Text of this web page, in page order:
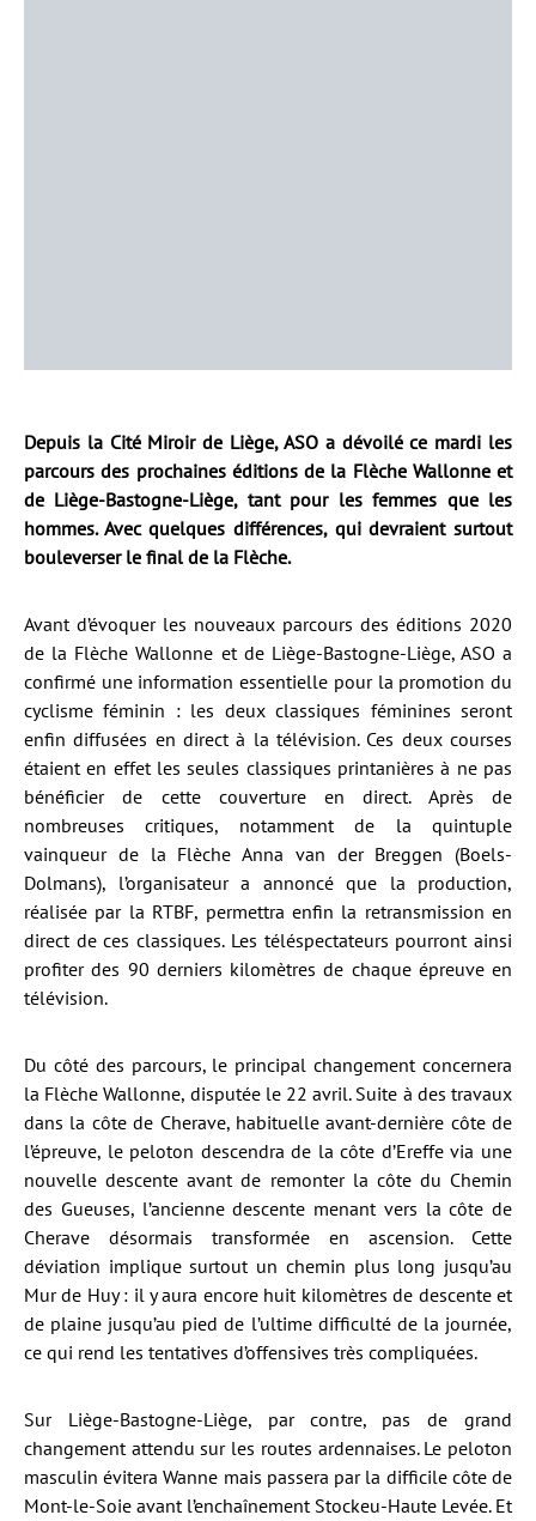
Depuis la Cité Miroir de Liège, ASO a dévoilé ce mardi les
parcours des prochaines éditions de la Flèche Wallonne et
de Liège-Bastogne-Liège, tant pour les femmes que les
hommes. Avec quelques différences, qui devraient surtout
bouleverser le final de la Flèche.
Avant d’évoquer les nouveaux parcours des éditions 2020
de la Flèche Wallonne et de Liège-Bastogne-Liège, ASO a
confirmé une information essentielle pour la promotion du
cyclisme féminin : les deux classiques féminines seront
enfin diffusées en direct à la télévision. Ces deux courses
étaient en effet les seules classiques printanières à ne pas
bénéficier de cette couverture en direct. Après de
nombreuses critiques, notamment de la quintuple
vainqueur de la Flèche Anna van der Breggen (Boels-
Dolmans), l’organisateur a annoncé que la production,
réalisée par la RTBF, permettra enfin la retransmission en
direct de ces classiques. Les téléspectateurs pourront ainsi
profiter des 90 derniers kilomètres de chaque épreuve en
télévision.
Du côté des parcours, le principal changement concernera
la Flèche Wallonne, disputée le 22 avril. Suite à des travaux
dans la côte de Cherave, habituelle avant-dernière côte de
l’épreuve, le peloton descendra de la côte d’Ereffe via une
nouvelle descente avant de remonter la côte du Chemin
des Gueuses, l’ancienne descente menant vers la côte de
Cherave désormais transformée en ascension. Cette
déviation implique surtout un chemin plus long jusqu’au
Mur de Huy : il y aura encore huit kilomètres de descente et
de plaine jusqu’au pied de l’ultime difficulté de la journée,
ce qui rend les tentatives d’offensives très compliquées.
Sur Liège-Bastogne-Liège, par contre, pas de grand
changement attendu sur les routes ardennaises. Le peloton
masculin évitera Wanne mais passera par la difficile côte de
Mont-le-Soie avant l’enchaînement Stockeu-Haute Levée. Et